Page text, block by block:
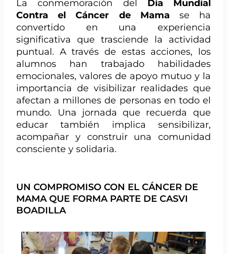
La conmemoración del
Día Mundial
Contra el Cáncer de Mama se ha
convertido en una experiencia
significativa que trasciende la actividad
puntual. A través de estas acciones, los
alumnos han trabajado habilidades
emocionales, valores de apoyo mutuo y la
importancia de visibilizar realidades que
afectan a millones de personas en todo el
mundo. Una jornada que recuerda que
educar también implica sensibilizar,
acompañar y construir una comunidad
consciente y solidaria.
UN COMPROMISO CON EL CÁNCER DE
MAMA QUE FORMA PARTE DE CASVI
BOADILLA